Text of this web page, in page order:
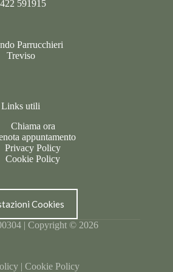
591915
Parrucchieri
Treviso
Links utili
Chiama ora
appuntamento
Privacy Policy
Cookie Policy
Cookies
| Copyright © 2026
| Cookie Policy